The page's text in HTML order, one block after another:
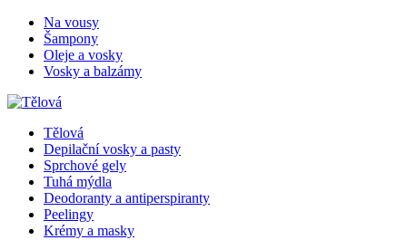
Na vousy
Šampony
Oleje a vosky
Vosky a balzámy
Tělová
Depilační vosky a pasty
Sprchové gely
Tuhá mýdla
Deodoranty a antiperspiranty
Peelingy
Krémy a masky